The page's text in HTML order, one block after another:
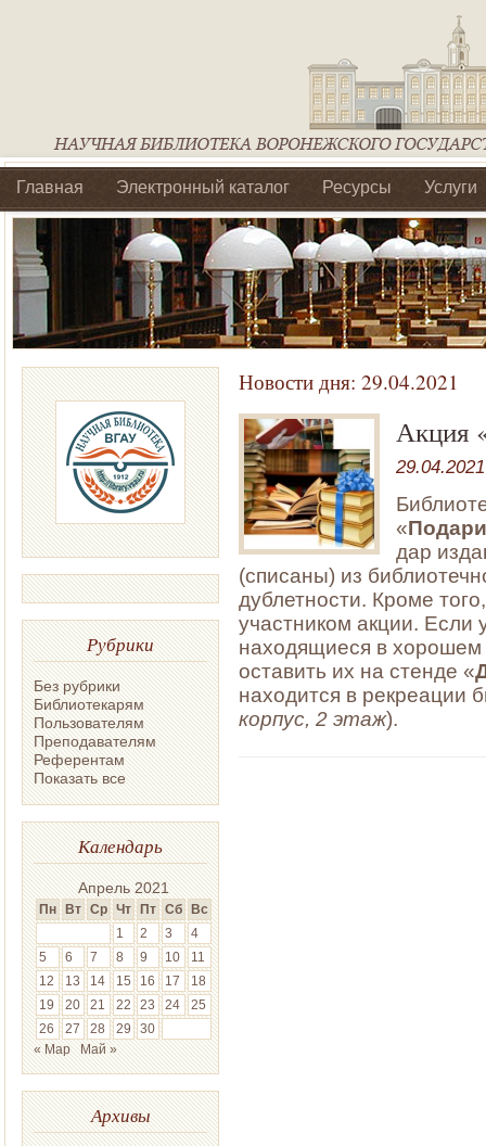
Главная Электронный каталог Ресурсы Услуги
Библиотеки регионального отделения Ассоциации
Рубрики
Без рубрики
Библиотекарям
Пользователям
Преподавателям
Референтам
Показать все
Календарь
Апрель 2021
Пн Вт Ср Чт Пт Сб Вс
1
2 3
4
5
6 7 8 9 10
11
12
13 14 15 16 17
18
19
20 21 22 23 24
25
26
27 28 29
30
« Мар
Май »
Архивы
Новости дня: 29.04.2021
Акция
29.04.2021
«
дар
(списаны) из
дублетности. Кроме
участником акции. Если
находящиеся в хорошем
оставить их на стенде «
находится в рекреации
корпус, 2 этаж).